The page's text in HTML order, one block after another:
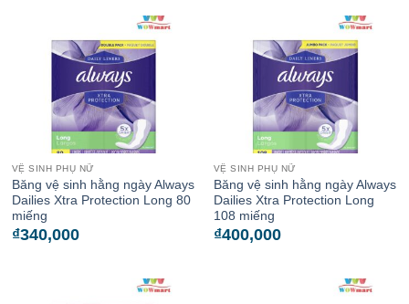
VỆ SINH PHỤ NỮ
Băng vệ sinh hằng ngày Always
Dailies Xtra Protection Long 80
miếng
₫340,000
VỆ SINH PHỤ NỮ
Băng vệ sinh hằng ngày Always
Dailies Xtra Protection Long
108 miếng
₫400,000